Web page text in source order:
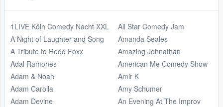
1LIVE Köln Comedy Nacht XXL
A Night of Laughter and Song
A Tribute to Redd Foxx
Adal Ramones
Adam & Noah
Adam Carolla
Adam Devine
All Star Comedy Jam
Amanda Seales
Amazing Johnathan
American Me Comedy Show
Amir K
Amy Schumer
An Evening At The Improv